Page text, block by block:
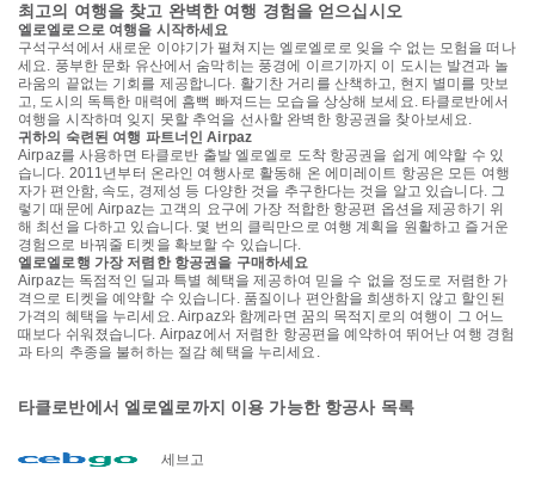
최고의 여행을 찾고 완벽한 여행 경험을 얻으십시오
엘로엘로으로 여행을 시작하세요
구석구석에서 새로운 이야기가 펼쳐지는 엘로엘로로 잊을 수 없는 모험을 떠나
세요. 풍부한 문화 유산에서 숨막히는 풍경에 이르기까지 이 도시는 발견과 놀
라움의 끝없는 기회를 제공합니다. 활기찬 거리를 산책하고, 현지 별미를 맛보
고, 도시의 독특한 매력에 흠뻑 빠져드는 모습을 상상해 보세요. 타클로반에서
여행을 시작하며 잊지 못할 추억을 선사할 완벽한 항공권을 찾아보세요.
귀하의 숙련된 여행 파트너인 Airpaz
Airpaz를 사용하면 타클로반 출발 엘로엘로 도착 항공권을 쉽게 예약할 수 있
습니다. 2011년부터 온라인 여행사로 활동해 온 에미레이트 항공은 모든 여행
자가 편안함, 속도, 경제성 등 다양한 것을 추구한다는 것을 알고 있습니다. 그
렇기 때문에 Airpaz는 고객의 요구에 가장 적합한 항공편 옵션을 제공하기 위
해 최선을 다하고 있습니다. 몇 번의 클릭만으로 여행 계획을 원활하고 즐거운
경험으로 바꿔줄 티켓을 확보할 수 있습니다.
엘로엘로행 가장 저렴한 항공권을 구매하세요
Airpaz는 독점적인 딜과 특별 혜택을 제공하여 믿을 수 없을 정도로 저렴한 가
격으로 티켓을 예약할 수 있습니다. 품질이나 편안함을 희생하지 않고 할인된
가격의 혜택을 누리세요. Airpaz와 함께라면 꿈의 목적지로의 여행이 그 어느
때보다 쉬워졌습니다. Airpaz에서 저렴한 항공편을 예약하여 뛰어난 여행 경험
과 타의 추종을 불허하는 절감 혜택을 누리세요.
타클로반에서 엘로엘로까지 이용 가능한 항공사 목록
세브고